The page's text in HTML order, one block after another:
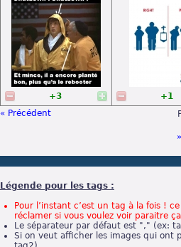
+3
+1
« Précédent
Légende pour les tags :
Pour l’instant c’est un tag à la fois !
réclamer si vous voulez voir paraitre
Le séparateur par défaut est "," (ex:
Si on veut afficher les images qui